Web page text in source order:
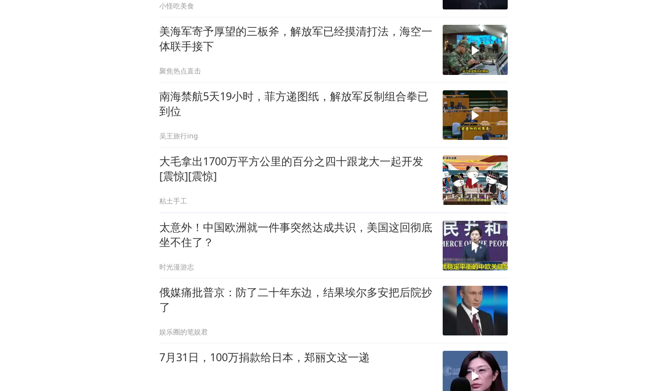
小怪吃美食
美海军寄予厚望的三板斧，解放军已经摸清打法，海空一
体联手接下
聚焦热点直击
南海禁航5天19小时，菲方递图纸，解放军反制组合拳已
到位
吴王旅行ing
大毛拿出1700万平方公里的百分之四十跟龙大一起开发
[震惊][震惊]
粘土手工
太意外！中国欧洲就一件事突然达成共识，美国这回彻底
坐不住了？
时光漫游志
俄媒痛批普京：防了二十年东边，结果埃尔多安把后院抄
了
娱乐圈的笔娱君
7月31日，100万捐款给日本，郑丽文这一递